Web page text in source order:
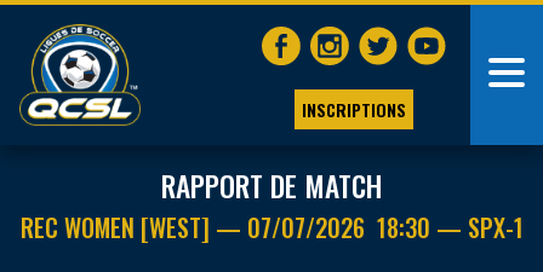
INSCRIPTIONS
RAPPORT DE MATCH
REC WOMEN [WEST] — 07/07/2026 18:30 — SPX-1